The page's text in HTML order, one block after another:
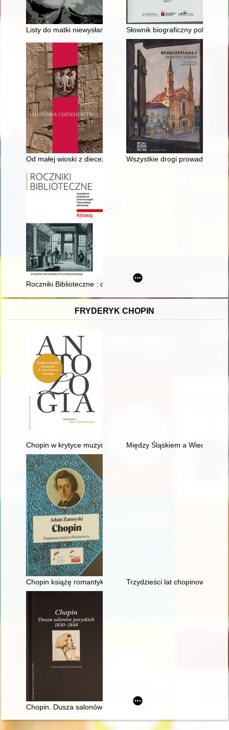
Listy do matki niewysłane (1940-1941)Słownik biograficzny polskiego
Od małej wioski z diecezji krakowskiej do dzielnicy wielkiego
Wszystkie drogi prowadzą na
Roczniki Biblioteczne : czasopismo poświęcone kulturze
FRYDERYK CHOPIN
Chopin w krytyce muzycznej (do I wojny światowej). Antologia
Między Śląskiem a Wiedniem.
Chopin książę romantyków Trzydzieści lat chopinowskich
Chopin. Dusza salonów paryskich 1830-1848